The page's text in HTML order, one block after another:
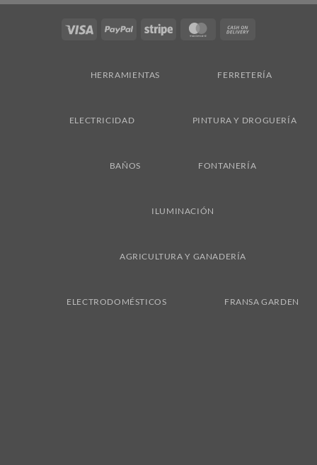
Visa PayPal Stripe MasterCard
HERRAMIENTAS FERRETERÍA
ELECTRICIDAD PINTURA Y DROGUERÍA
BAÑOS FONTANERÍA
ILUMINACIÓN
AGRICULTURA Y GANADERÍA
ELECTRODOMÉSTICOS FRANSA GARDEN